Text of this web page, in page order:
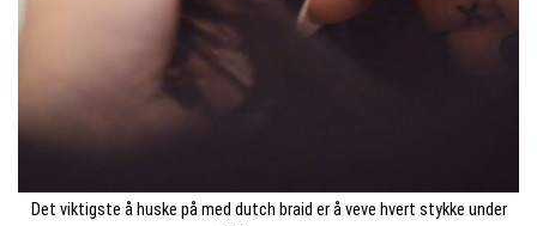
Det viktigste å huske på med dutch braid er å veve hvert stykke under